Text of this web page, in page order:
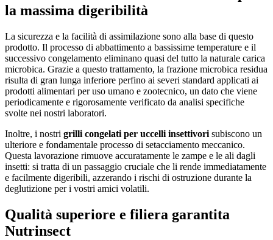
la massima digeribilità
La sicurezza e la facilità di assimilazione sono alla base di questo
prodotto. Il processo di abbattimento a bassissime temperature e il
successivo congelamento eliminano quasi del tutto la naturale carica
microbica. Grazie a questo trattamento, la frazione microbica residua
risulta di gran lunga inferiore perfino ai severi standard applicati ai
prodotti alimentari per uso umano e zootecnico, un dato che viene
periodicamente e rigorosamente verificato da analisi specifiche
svolte nei nostri laboratori.
Inoltre, i nostri grilli congelati per uccelli insettivori subiscono un
ulteriore e fondamentale processo di setacciamento meccanico.
Questa lavorazione rimuove accuratamente le zampe e le ali dagli
insetti: si tratta di un passaggio cruciale che li rende immediatamente
e facilmente digeribili, azzerando i rischi di ostruzione durante la
deglutizione per i vostri amici volatili.
Qualità superiore e filiera garantita
Nutrinsect